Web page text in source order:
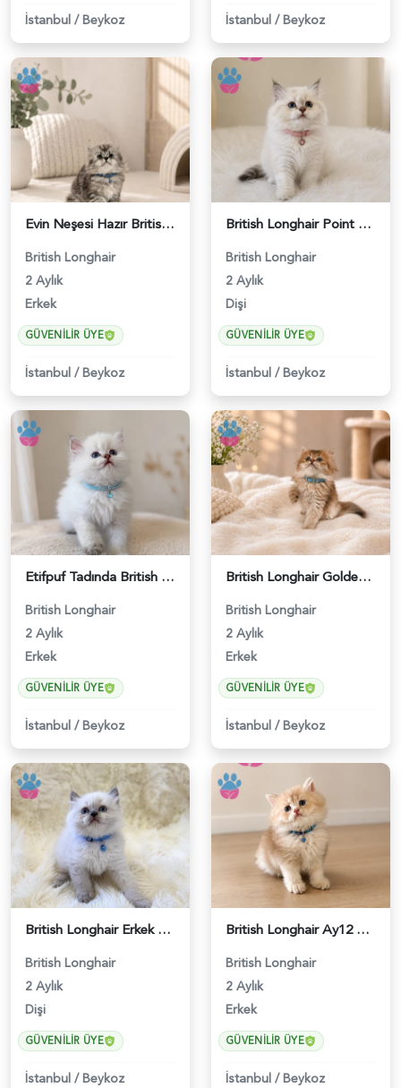
İstanbul /Beykoz İstanbul /Beykoz
Evin Neşesi Hazır British Longhair Tabby - 4693
British Longhair
2 Aylık
Erkek
GÜVENILIR ÜYE
İstanbul /Beykoz
British Longhair Point Erkek Yavrumuz - 5209
British Longhair
2 Aylık
Dişi
GÜVENILIR ÜYE
İstanbul /Beykoz
Etifpuf Tadında British Longhair Beyaz Erkek - 5210
British Longhair
2 Aylık
Erkek
GÜVENILIR ÜYE
İstanbul /Beykoz
British Longhair Golden Erkek Yavrumuz - 4747
British Longhair
2 Aylık
Erkek
GÜVENILIR ÜYE
İstanbul /Beykoz
British Longhair Erkek 2 Aylık Yavrumuz - 5272
British Longhair
2 Aylık
Dişi
GÜVENILIR ÜYE
İstanbul /Beykoz
British Longhair Ay12 Erkek Yavrumuz - 5277
British Longhair
2 Aylık
Erkek
GÜVENILIR ÜYE
İstanbul /Beykoz